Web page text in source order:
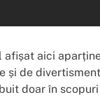
afișat aici
și de
doar în